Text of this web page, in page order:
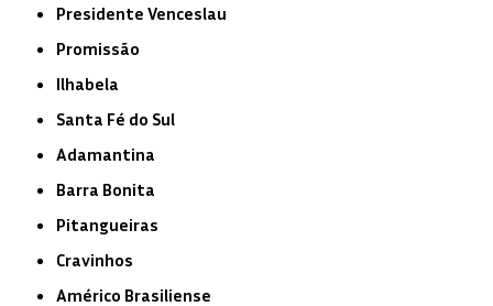
Presidente Venceslau
Promissão
Ilhabela
Santa Fé do Sul
Adamantina
Barra Bonita
Pitangueiras
Cravinhos
Américo Brasiliense